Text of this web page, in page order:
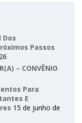
Dos
Passos
– CONVÊNIO
Para
E
15 de junho de